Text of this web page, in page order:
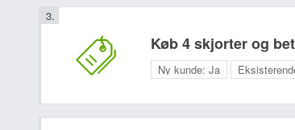
Køb 4 skjorter og
Ny kunde: Ja